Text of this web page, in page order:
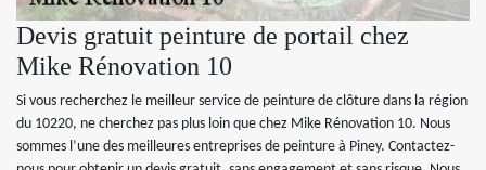
Devis gratuit peinture de portail chez
Mike Rénovation 10
Si vous recherchez le meilleur service de peinture de clôture dans la région
du 10220, ne cherchez pas plus loin que chez Mike Rénovation 10. Nous
sommes l’une des meilleures entreprises de peinture à Piney. Contactez-